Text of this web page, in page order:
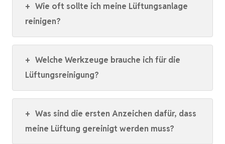
+ Wie oft sollte ich meine Lüftungsanlage
reinigen?
+ Welche Werkzeuge brauche ich für die
Lüftungsreinigung?
+ Was sind die ersten Anzeichen dafür, dass
meine Lüftung gereinigt werden muss?